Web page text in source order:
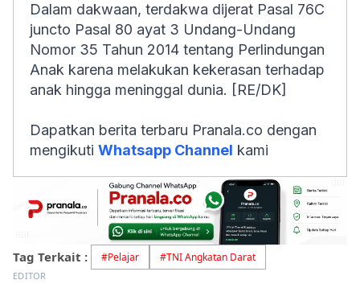
Dalam dakwaan, terdakwa dijerat Pasal 76C
juncto Pasal 80 ayat 3 Undang-Undang
Nomor 35 Tahun 2014 tentang Perlindungan
Anak karena melakukan kekerasan terhadap
anak hingga meninggal dunia. [RE/DK]
Dapatkan berita terbaru Pranala.co dengan
mengikuti Whatsapp Channel kami
Tag Terkait : #Pelajar #TNI Angkatan Darat
EDITOR